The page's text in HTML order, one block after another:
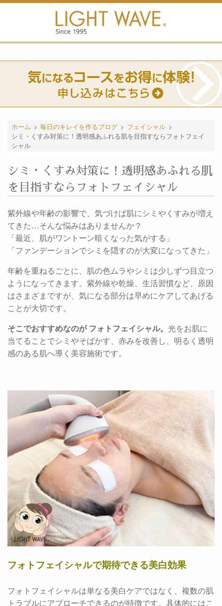
ホーム > 毎日のキレイを作るブログ > フェイシャル >
シミ・くすみ対策に！透明感あふれる肌を目指すならフォトフェイ
シャル
シミ・くすみ対策に！透明感あふれる肌
を目指すならフォトフェイシャル
紫外線や年齢の影響で、気づけば肌にシミやくすみが増え
てきた…そんな悩みはありませんか？
「最近、肌がワントーン暗くなった気がする」
「ファンデーションでシミを隠すのが大変になってきた」
年齢を重ねるごとに、肌の色ムラやシミは少しずつ目立つ
ようになってきます。紫外線や乾燥、生活習慣など、原因
はさまざまですが、気になる部分は早めにケアしてあげる
ことが大切です。
そこでおすすめなのが フォトフェイシャル。 光をお肌に
当てることでシミやそばかす、赤みを改善し、明るく透明
感のある肌へ導く美容施術です。
フォトフェイシャルで期待できる美白効果
フォトフェイシャルは単なる美白ケアではなく、複数の肌
トラブルにアプローチできるのが特徴です。具体的にはこ